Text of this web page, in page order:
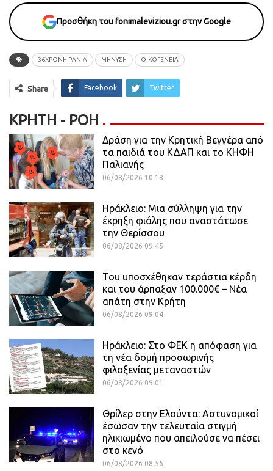
Προσθήκη του fonimaleviziou.gr στην Google
36ΧΡΟΝΗ ΡΑΝΙΑ ΜΗΝΥΣΗ ΟΙΚΟΓΕΝΕΙΑ
Share Facebook Twitter
ΚΡΉΤΗ - ΡΟΗ
Δράση για την Κρητική Βεγγέρα από
τα παιδιά του ΚΔΑΠ και το ΚΗΦΗ
Παλιανής
06/08/2026 10:18
Ηράκλειο: Μια σύλληψη για την
έκρηξη φιάλης που αναστάτωσε
την Θερίσσου
06/08/2026 09:45
Του υποσχέθηκαν τεράστια κέρδη
και του άρπαξαν 100.000€ – Νέα
απάτη στην Κρήτη
06/08/2026 09:04
Ηράκλειο: Στο ΦΕΚ η απόφαση για
τη νέα δομή προσωρινής
φιλοξενίας μεταναστών
06/08/2026 09:01
Θρίλερ στην Ελούντα: Αστυνομικοί
έσωσαν την τελευταία στιγμή
ηλικιωμένο που απειλούσε να πέσει
στο κενό
06/08/2026 08:56